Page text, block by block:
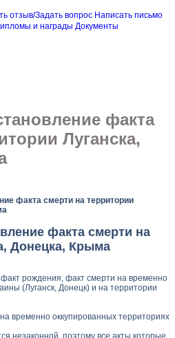
отзыв/Задать вопрос Написать письмо
и награды Документы
факта
Луганска,
факта смерти на территории
факта смерти на
Донецка, Крыма
факт рождения, факт смерти на временно
(Луганск, Донецк) и на территории
временно оккупированных территориях